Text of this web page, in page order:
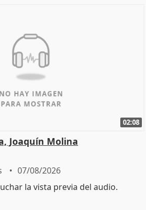
02:08
Joaquín Molina
07/08/2026